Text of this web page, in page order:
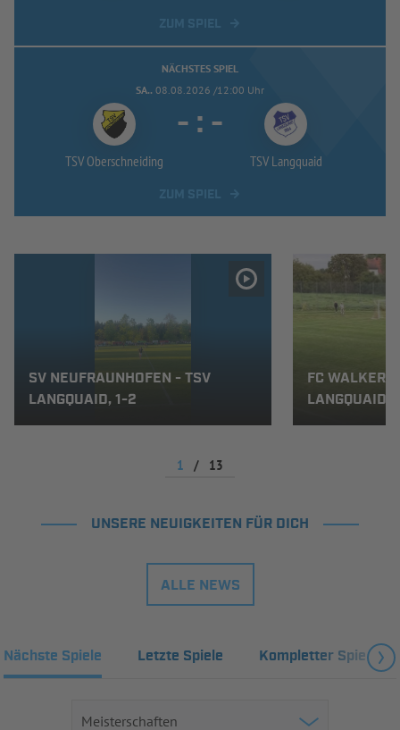
NÄCHSTES SPIEL
SA.. 08.08.2026 /12:00 Uhr
TSV Oberschneiding
- : -
TSV Langquaid
SV NEUFRAUNHOFEN - TSV
LANGQUAID, 1-2
FC
LANGQUAID,
1 / 13
UNSERE NEUIGKEITEN FÜR DICH
ALLE NEWS
Nächste Spiele Letzte Spiele Kompletter Spielplan